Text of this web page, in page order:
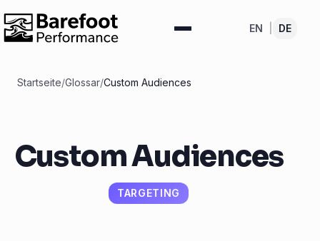
EN DE
Startseite/Glossar/Custom Audiences
Custom Audiences
TARGETING